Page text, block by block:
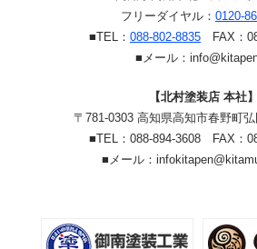
フリーダイヤル： 0120-
■TEL： 088-802-8835 FAX：
■メール：
【北村塗装店 本社】
〒781-0303 高知県高知市春野町弘
■TEL：088-894-3608 FAX：
■メール：